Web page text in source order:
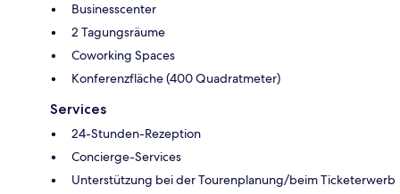
Businesscenter
2 Tagungsräume
Coworking Spaces
Konferenzfläche (400 Quadratmeter)
Services
24-Stunden-Rezeption
Concierge-Services
Unterstützung bei der Tourenplanung/beim Ticketerwerb